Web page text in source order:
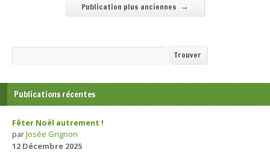
Publication plus anciennes →
Recherche Trouver
Publications récentes
Fêter Noël autrement !
parJosée Grignon
12 Décembre 2025